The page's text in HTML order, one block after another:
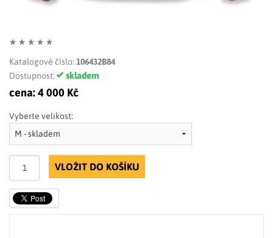
Katalogové číslo: 106432B84
Dostupnost:
skladem
cena:4 000 Kč
Vyberte velikost:
VLOŽIT DO KOŠÍKU